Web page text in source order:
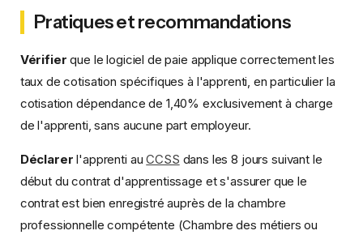
Pratiques et recommandations
Vérifier que le logiciel de paie applique correctement les
taux de cotisation spécifiques à l'apprenti, en particulier la
cotisation dépendance de 1,40% exclusivement à charge
de l'apprenti, sans aucune part employeur.
Déclarer l'apprenti auCCSS dans les 8 jours suivant le
début du contrat d'apprentissage et s'assurer que le
contrat est bien enregistré auprès de la chambre
professionnelle compétente (Chambre des métiers ou